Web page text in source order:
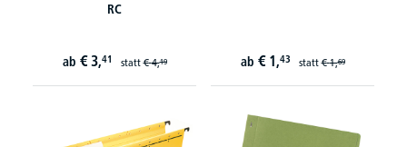
RC
ab € 3,41 statt€ 4,19 ab € 1,43 statt€ 1,69